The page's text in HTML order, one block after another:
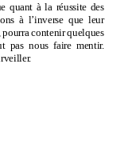
quant à la réussite des
à l’inverse que leur
pourra contenir quelques
pas nous faire mentir.